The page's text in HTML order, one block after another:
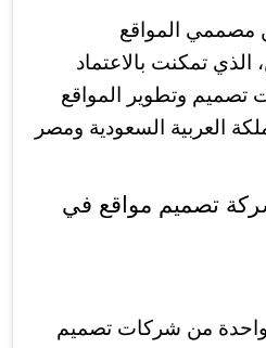
مصممي المواقع
الذي تمكنت بالاعتماد
تصميم وتطوير المواقع
العربية السعودية ومصر
تصميم مواقع في
من شركات تصميم